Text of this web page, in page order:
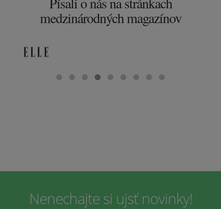
medzinárodných magazínov
Nenechajte si ujsť novinky!